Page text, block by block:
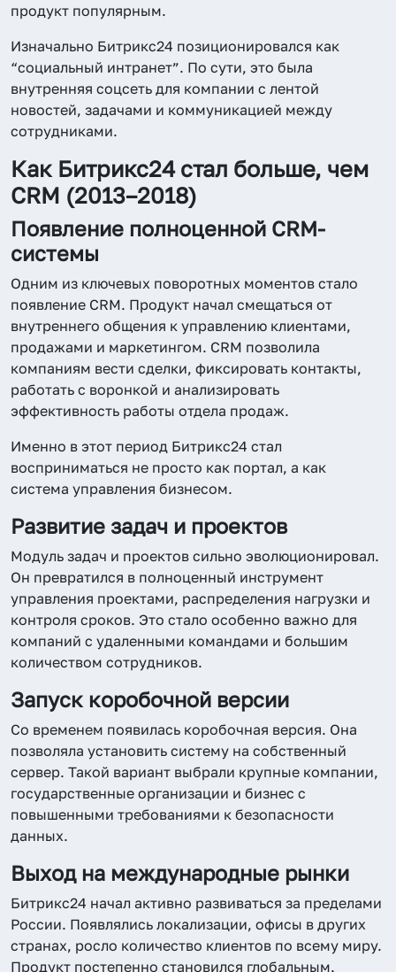
продукт популярным.
Изначально Битрикс24 позиционировался как
“социальный интранет”. По сути, это была
внутренняя соцсеть для компании с лентой
новостей, задачами и коммуникацией между
сотрудниками.
Как Битрикс24 стал больше, чем
CRM (2013–2018)
Появление полноценной CRM-
системы
Одним из ключевых поворотных моментов стало
появление CRM. Продукт начал смещаться от
внутреннего общения к управлению клиентами,
продажами и маркетингом. CRM позволила
компаниям вести сделки, фиксировать контакты,
работать с воронкой и анализировать
эффективность работы отдела продаж.
Именно в этот период Битрикс24 стал
восприниматься не просто как портал, а как
система управления бизнесом.
Развитие задач и проектов
Модуль задач и проектов сильно эволюционировал.
Он превратился в полноценный инструмент
управления проектами, распределения нагрузки и
контроля сроков. Это стало особенно важно для
компаний с удаленными командами и большим
количеством сотрудников.
Запуск коробочной версии
Со временем появилась коробочная версия. Она
позволяла установить систему на собственный
сервер. Такой вариант выбрали крупные компании,
государственные организации и бизнес с
повышенными требованиями к безопасности
данных.
Выход на международные рынки
Битрикс24 начал активно развиваться за пределами
России. Появлялись локализации, офисы в других
странах, росло количество клиентов по всему миру.
Продукт постепенно становился глобальным.